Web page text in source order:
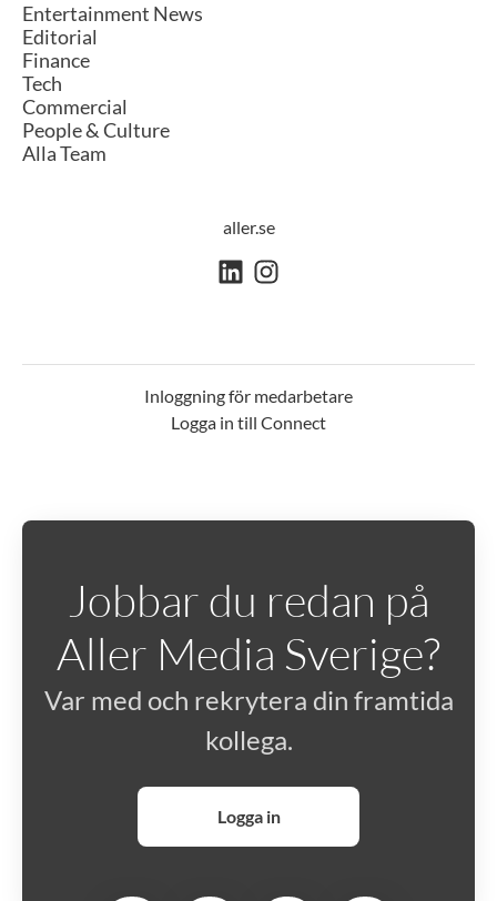
Entertainment News
Editorial
Finance
Tech
Commercial
People & Culture
Alla Team
aller.se
Inloggning för medarbetare
Logga in till Connect
Jobbar du redan på
Aller Media Sverige?
Var med och rekrytera din framtida
kollega.
Logga in